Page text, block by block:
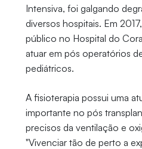
Intensiva, foi galgando
diversos hospitais. Em
público no Hospital do
atuar em pós operatórios
pediátricos.
A fisioterapia possui uma
importante no pós
precisos da ventilação e
"Vivenciar tão de perto a